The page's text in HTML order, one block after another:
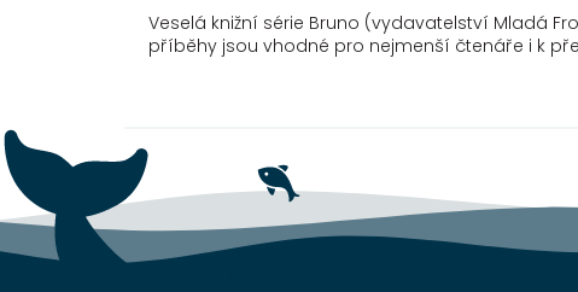
Veselá knižní série Bruno (vydavatelství Mladá
příběhy jsou vhodné pro nejmenší čtenáře i k